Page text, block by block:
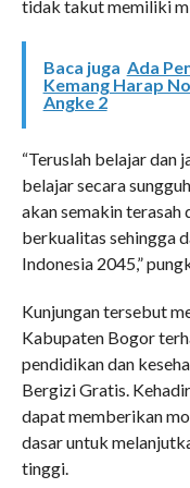
tidak takut memiliki
Baca juga Ada
Kemang Harap
Angke 2
“Teruslah belajar dan
belajar secara
akan semakin
berkualitas sehingga
Indonesia 2045,”
Kunjungan tersebut
Kabupaten Bogor
pendidikan dan
Bergizi Gratis.
dapat memberikan
dasar untuk
tinggi.